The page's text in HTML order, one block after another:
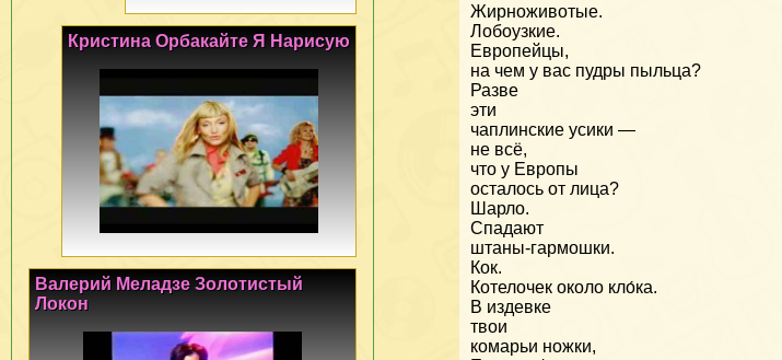
Жирноживотые.
Лобоузкие.
Европейцы,
на чем у вас пудры пыльца?
Разве
эти
чаплинские усики —
не всё,
что у Европы
осталось от лица?
Шарло.
Спадают
штаны-гармошки.
Кок.
Котелочек около кло́ка.
В издевке
твои
комарьи ножки,
Кристина Орбакайте Я Нарисую
Валерий Меладзе Золотистый
Локон